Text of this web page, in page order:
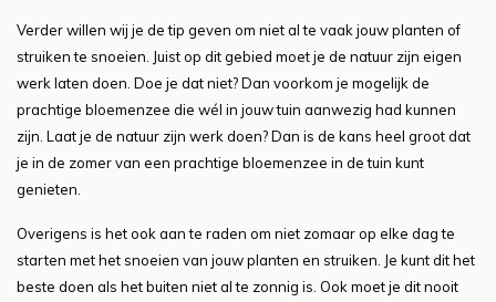
Verder willen wij je de tip geven om niet al te vaak jouw planten of
struiken te snoeien. Juist op dit gebied moet je de natuur zijn eigen
werk laten doen. Doe je dat niet? Dan voorkom je mogelijk de
prachtige bloemenzee die wél in jouw tuin aanwezig had kunnen
zijn. Laat je de natuur zijn werk doen? Dan is de kans heel groot dat
je in de zomer van een prachtige bloemenzee in de tuin kunt
genieten.
Overigens is het ook aan te raden om niet zomaar op elke dag te
starten met het snoeien van jouw planten en struiken. Je kunt dit het
beste doen als het buiten niet al te zonnig is. Ook moet je dit nooit